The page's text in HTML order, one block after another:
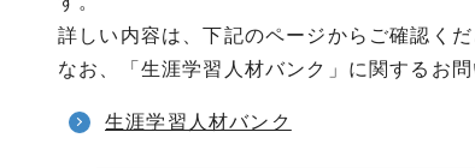
詳しい内容は、下記のページからご確認くだ
なお、「生涯学習人材バンク」に関するお
生涯学習人材バンク